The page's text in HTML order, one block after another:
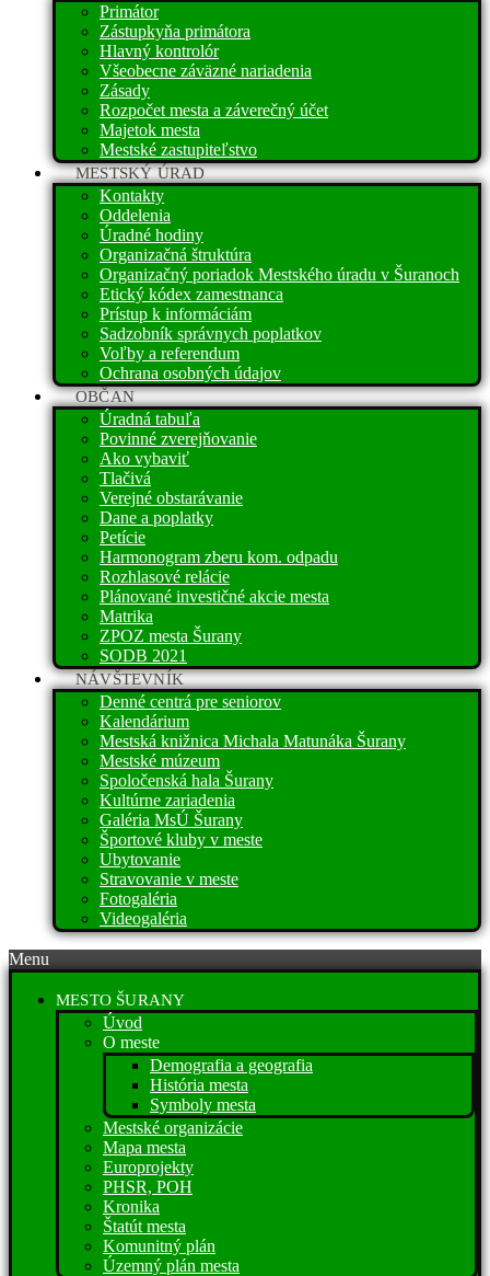
Primátor
Zástupkyňa primátora
Hlavný kontrolór
Všeobecne záväzné nariadenia
Zásady
Rozpočet mesta a záverečný účet
Majetok mesta
Mestské zastupiteľstvo
MESTSKÝ ÚRAD
Kontakty
Oddelenia
Úradné hodiny
Organizačná štruktúra
Organizačný poriadok Mestského úradu v Šuranoch
Etický kódex zamestnanca
Prístup k informáciám
Sadzobník správnych poplatkov
Voľby a referendum
Ochrana osobných údajov
OBČAN
Úradná tabuľa
Povinné zverejňovanie
Ako vybaviť
Tlačivá
Verejné obstarávanie
Dane a poplatky
Petície
Harmonogram zberu kom. odpadu
Rozhlasové relácie
Plánované investičné akcie mesta
Matrika
ZPOZ mesta Šurany
SODB 2021
NÁVŠTEVNÍK
Denné centrá pre seniorov
Kalendárium
Mestská knižnica Michala Matunáka Šurany
Mestské múzeum
Spoločenská hala Šurany
Kultúrne zariadenia
Galéria MsÚ Šurany
Športové kluby v meste
Ubytovanie
Stravovanie v meste
Fotogaléria
Videogaléria
Menu
MESTO ŠURANY
Úvod
O meste
Demografia a geografia
História mesta
Symboly mesta
Mestské organizácie
Mapa mesta
Europrojekty
PHSR, POH
Kronika
Štatút mesta
Komunitný plán
Územný plán mesta